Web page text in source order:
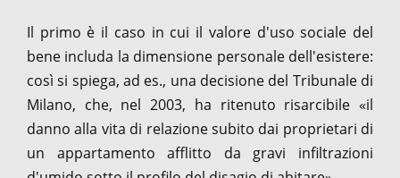
Il primo è il caso in cui il valore d'uso sociale del
bene includa la dimensione personale dell'esistere:
così si spiega, ad es., una decisione del Tribunale di
Milano, che, nel 2003, ha ritenuto risarcibile «il
danno alla vita di relazione subito dai proprietari di
un appartamento afflitto da gravi infiltrazioni